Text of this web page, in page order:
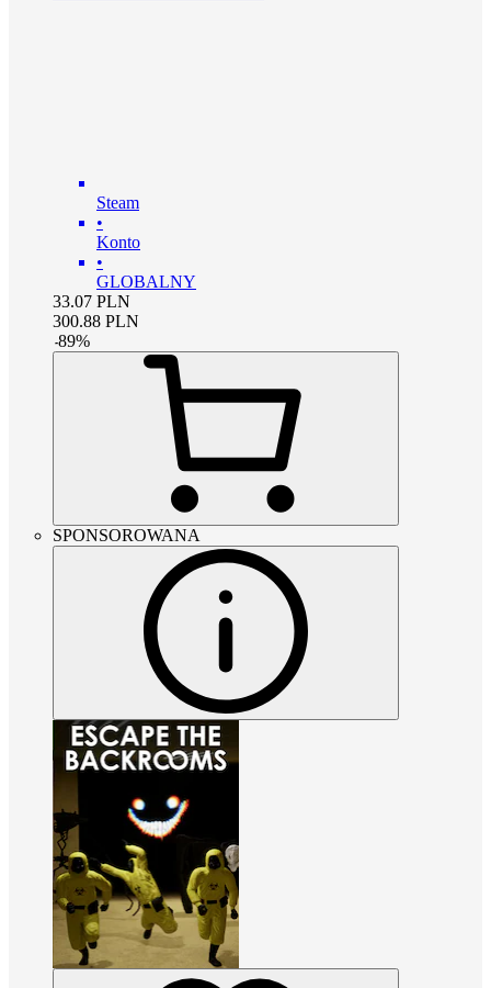
Steam
•
Konto
•
GLOBALNY
33.07 PLN
300.88 PLN
-89%
SPONSOROWANA